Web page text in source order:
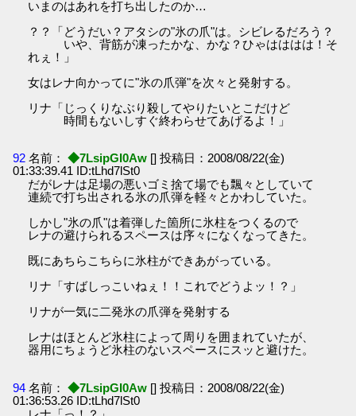
いまのはあれを打ち出したのか…
？？「どうだい？アタシの"氷の爪"は。シビレるだろう？
いや、背筋が凍ったかな、かな？ひゃはははは！そ
れぇ！」
女はレナ向かってに"氷の爪弾"を次々と発射する。
リナ「じっくりなぶり殺してやりたいとこだけど
時間もないしすぐ終わらせてあげるよ！」
92 名前： ◆7LsipGI0Aw [] 投稿日：2008/08/22(金)
01:33:39.41 ID:tLhd7lSt0
だがレナは足場の悪いゴミ捨て場でも飄々としていて
連続で打ち出される氷の爪弾を軽々とかわしていた。
しかし"氷の爪"は着弾した箇所に氷柱をつくるので
レナの避けられるスペースは序々になくなってきた。
既にあちらこちらに氷柱ができあがっている。
リナ「すばしっこいねぇ！！これでどうよッ！？」
リナが一気に二発氷の爪弾を発射する
レナはほとんど氷柱によって周りを囲まれていたが、
器用にちょうど氷柱のないスペースにスッと避けた。
94 名前： ◆7LsipGI0Aw [] 投稿日：2008/08/22(金)
01:36:53.26 ID:tLhd7lSt0